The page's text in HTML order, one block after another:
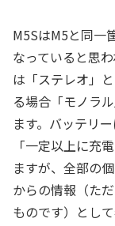
M5SはM5と同一
なっていると思
は「ステレオ」
る場合「モノラ
ます。バッテリ
「一定以上に充
ますが、全部の
からの情報（た
ものです）とし